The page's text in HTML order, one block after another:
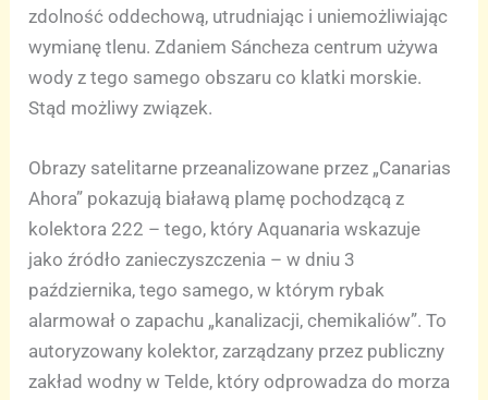
zdolność oddechową, utrudniając i uniemożliwiając
wymianę tlenu. Zdaniem Sáncheza centrum używa
wody z tego samego obszaru co klatki morskie.
Stąd możliwy związek.
Obrazy satelitarne przeanalizowane przez „Canarias
Ahora” pokazują białawą plamę pochodzącą z
kolektora 222 – tego, który Aquanaria wskazuje
jako źródło zanieczyszczenia – w dniu 3
października, tego samego, w którym rybak
alarmował o zapachu „kanalizacji, chemikaliów”. To
autoryzowany kolektor, zarządzany przez publiczny
zakład wodny w Telde, który odprowadza do morza